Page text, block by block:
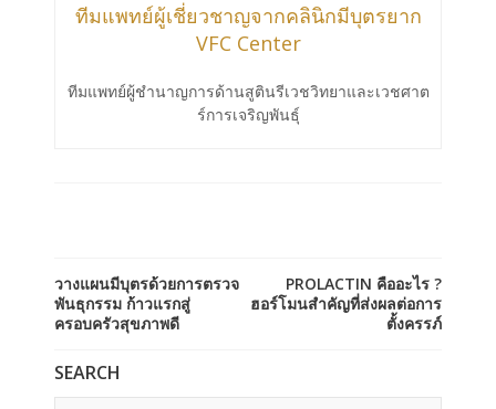
ทีมแพทย์ผู้เชี่ยวชาญจากคลินิกมีบุตรยาก
VFC Center
ทีมแพทย์ผู้ชำนาญการด้านสูตินรีเวชวิทยาและเวชศาต
ร์การเจริญพันธ์ุ
วางแผนมีบุตรด้วยการตรวจ
พันธุกรรม ก้าวแรกสู่
ครอบครัวสุขภาพดี
PROLACTIN คืออะไร ?
ฮอร์โมนสำคัญที่ส่งผลต่อการ
ตั้งครรภ์
SEARCH